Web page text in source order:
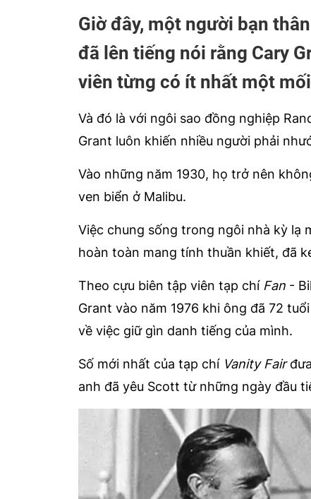
Giờ đây, một người bạn
đã lên tiếng nói rằng Cary
viên từng có ít nhất một
Và đó là với ngôi sao đồng nghiệp
Grant luôn khiến nhiều người phải
Vào những năm 1930, họ trở nên
ven biển ở Malibu.
Việc chung sống trong ngôi nhà kỳ lạ
hoàn toàn mang tính thuần khiết, đã
Theo cựu biên tập viên tạp chí Fan -
Grant vào năm 1976 khi ông đã 72
về việc giữ gìn danh tiếng của mình.
Số mới nhất của tạp chí Vanity Fair
anh đã yêu Scott từ những ngày đầu